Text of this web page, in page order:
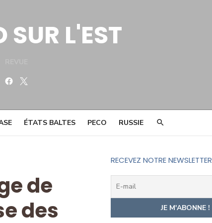
SUR L'EST
Facebook
ÉTATS BALTES PECO RUSSIE
de
des
RECEVEZ NOTRE NEWSLETTER